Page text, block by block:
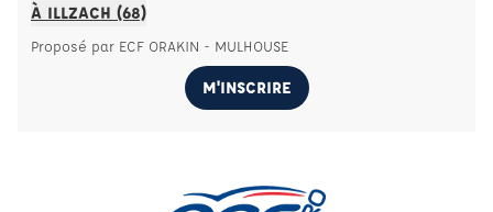
À ILLZACH (68)
Proposé par ECF ORAKIN - MULHOUSE
M'INSCRIRE